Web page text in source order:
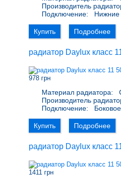
Производитель
Подключение:
Нижние
Купить Подробнее
радиатор Daylux класс
978 грн
Материал радиатора:
Производитель
Подключение:
Купить Подробнее
радиатор Daylux класс
1411 грн